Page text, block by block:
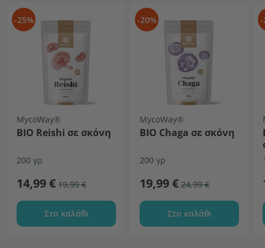
-25%
MycoWay®
ΒΙΟ Reishi σε σκόνη
200 γρ
14,99 € 19,99 €
Στο καλάθι
-20%
MycoWay®
BIO Chaga σε σκόνη
200 γρ
19,99 € 24,99 €
Στο καλάθι
-